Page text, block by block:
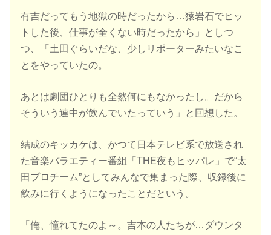
有吉だってもう地獄の時だったから…猿岩石でヒッ
トした後、仕事が全くない時だったから」としつ
つ、「土田ぐらいだな、少しリポーターみたいなこ
とをやっていたの。
あとは劇団ひとりも全然何にもなかったし。だから
そういう連中が飲んでいたっていう」と回想した。
結成のキッカケは、かつて日本テレビ系で放送され
た音楽バラエティー番組「THE夜もヒッパレ」で“太
田プロチーム”としてみんなで集まった際、収録後に
飲みに行くようになったことだという。
「俺、憧れてたのよ～。吉本の人たちが…ダウンタ